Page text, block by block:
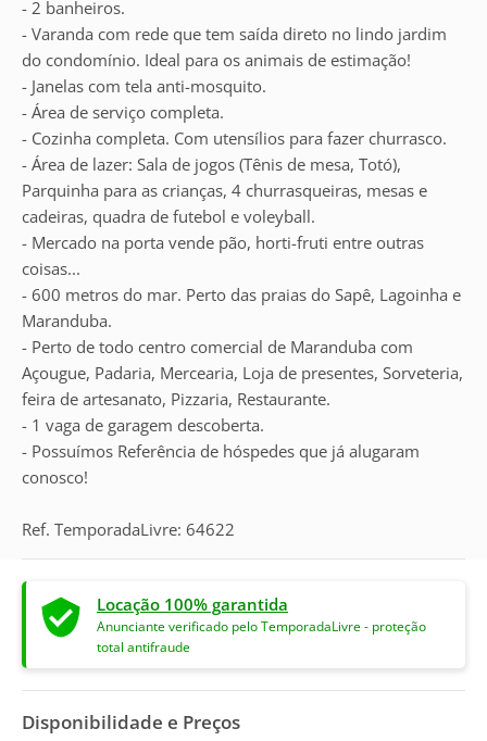
- 2 banheiros.
- Varanda com rede que tem saída direto no lindo jardim
do condomínio. Ideal para os animais de estimação!
- Janelas com tela anti-mosquito.
- Área de serviço completa.
- Cozinha completa. Com utensílios para fazer churrasco.
- Área de lazer: Sala de jogos (Tênis de mesa, Totó),
Parquinha para as crianças, 4 churrasqueiras, mesas e
cadeiras, quadra de futebol e voleyball.
- Mercado na porta vende pão, horti-fruti entre outras
coisas...
- 600 metros do mar. Perto das praias do Sapê, Lagoinha e
Maranduba.
- Perto de todo centro comercial de Maranduba com
Açougue, Padaria, Mercearia, Loja de presentes, Sorveteria,
feira de artesanato, Pizzaria, Restaurante.
- 1 vaga de garagem descoberta.
- Possuímos Referência de hóspedes que já alugaram
conosco!
Ref. TemporadaLivre: 64622
Locação 100% garantida
Anunciante verificado pelo TemporadaLivre - proteção
total antifraude
Disponibilidade e Preços